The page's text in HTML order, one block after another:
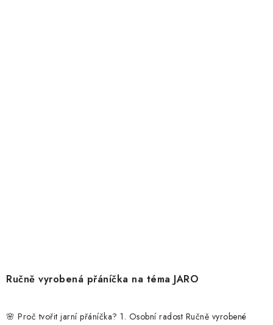
Ručně vyrobená přáníčka na téma JARO
🌸 Proč tvořit jarní přáníčka? 1. Osobní radost Ručně vyrobené